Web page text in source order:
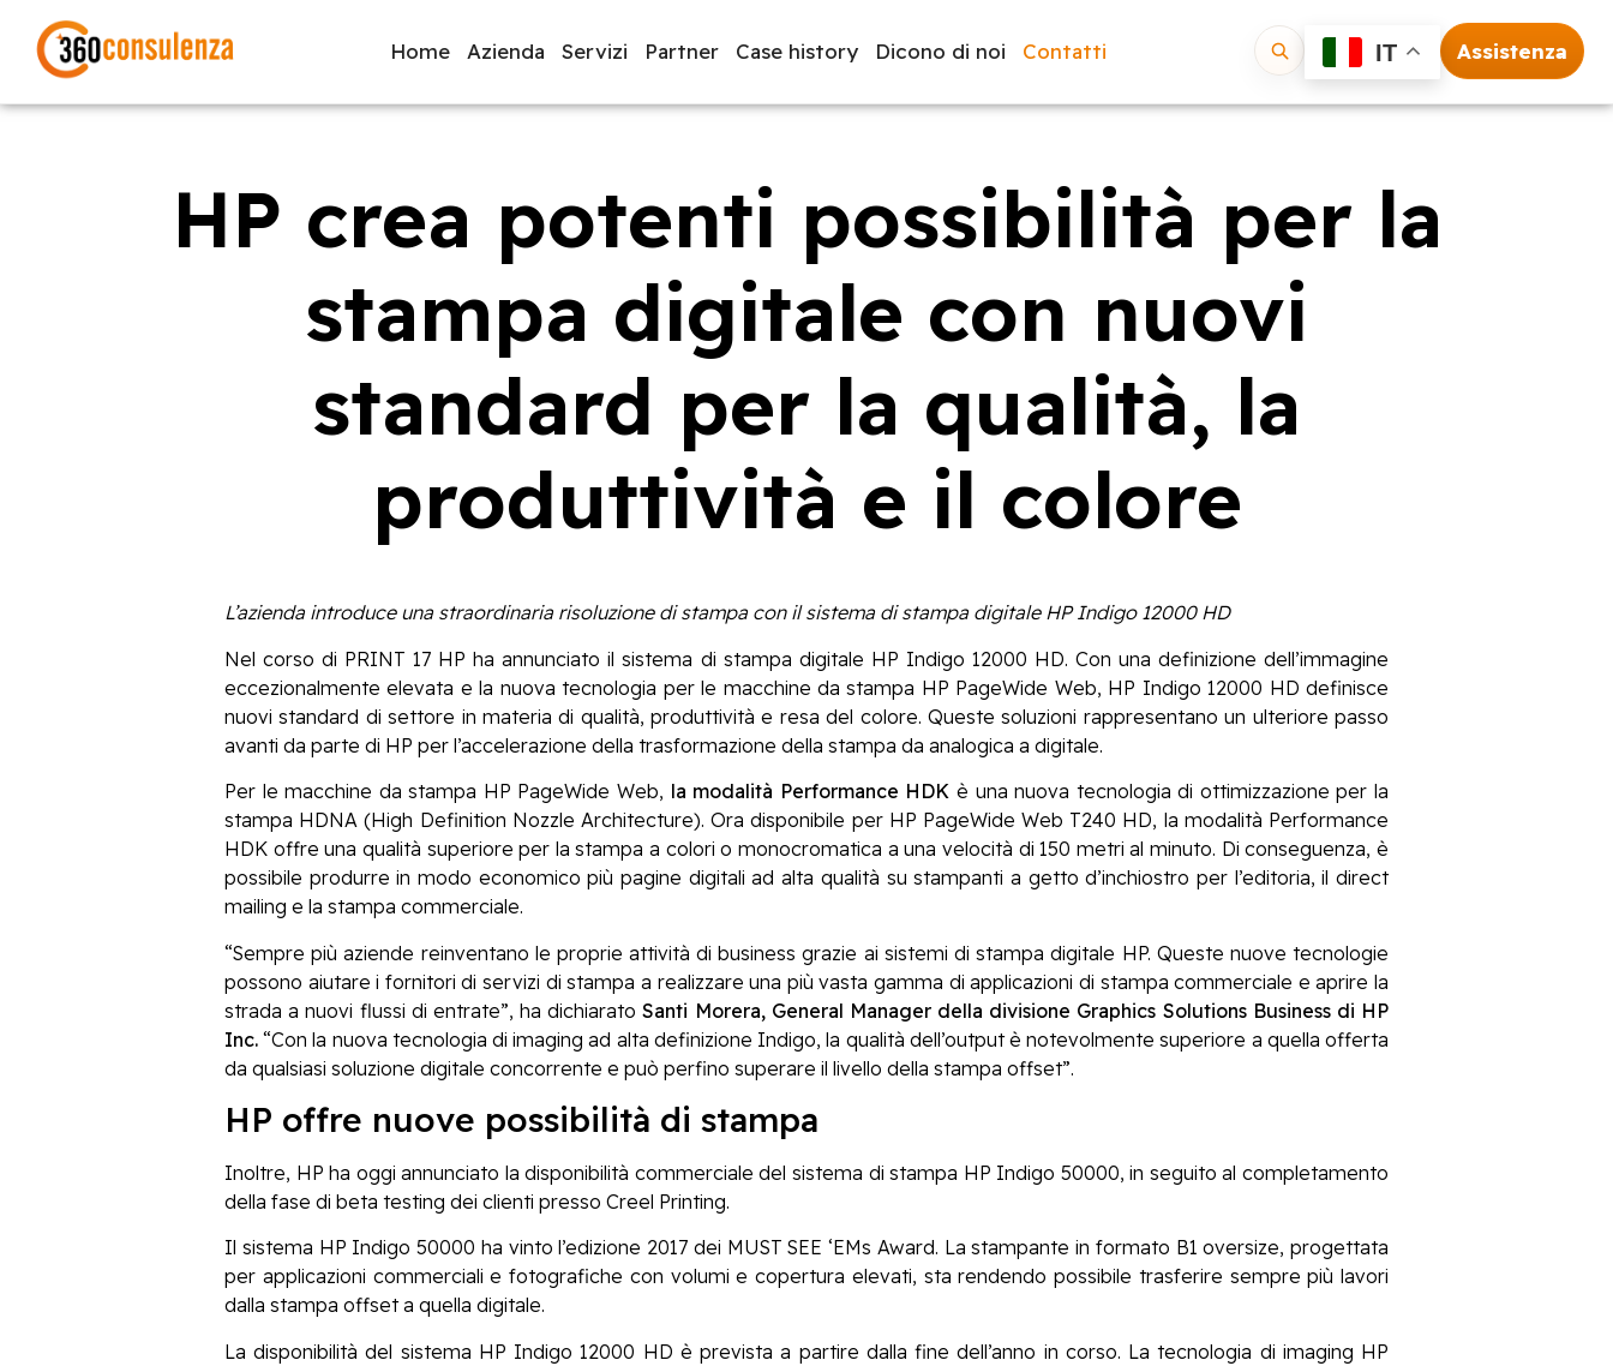
Home Azienda Servizi Partner Case history Dicono di noi Contatti IT Assistenza
GDPR NIS2 Bandi ISO 27001 Sviluppo software
HP crea potenti possibilità per la
stampa digitale con nuovi
standard per la qualità, la
produttività e il colore
L’azienda introduce una straordinaria risoluzione di stampa con il sistema di stampa digitale HP Indigo 12000 HD
Nel corso di PRINT 17 HP ha annunciato il sistema di stampa digitale HP Indigo 12000 HD. Con una definizione dell’immagine
eccezionalmente elevata e la nuova tecnologia per le macchine da stampa HP PageWide Web, HP Indigo 12000 HD definisce
nuovi standard di settore in materia di qualità, produttività e resa del colore. Queste soluzioni rappresentano un ulteriore passo
avanti da parte di HP per l’accelerazione della trasformazione della stampa da analogica a digitale.
Per le macchine da stampa HP PageWide Web, la modalità Performance HDK è una nuova tecnologia di ottimizzazione per la
stampa HDNA (High Definition Nozzle Architecture). Ora disponibile per HP PageWide Web T240 HD, la modalità Performance
HDK offre una qualità superiore per la stampa a colori o monocromatica a una velocità di 150 metri al minuto. Di conseguenza, è
possibile produrre in modo economico più pagine digitali ad alta qualità su stampanti a getto d’inchiostro per l’editoria, il direct
mailing e la stampa commerciale.
“Sempre più aziende reinventano le proprie attività di business grazie ai sistemi di stampa digitale HP. Queste nuove tecnologie
possono aiutare i fornitori di servizi di stampa a realizzare una più vasta gamma di applicazioni di stampa commerciale e aprire la
strada a nuovi flussi di entrate”, ha dichiaratoSanti Morera, General Manager della divisione Graphics Solutions Business di HP
Inc. “Con la nuova tecnologia di imaging ad alta definizione Indigo, la qualità dell’output è notevolmente superiore a quella offerta
da qualsiasi soluzione digitale concorrente e può perfino superare il livello della stampa offset”.
HP offre nuove possibilità di stampa
Inoltre, HP ha oggi annunciato la disponibilità commerciale del sistema di stampa HP Indigo 50000, in seguito al completamento
della fase di beta testing dei clienti presso Creel Printing.
Il sistema HP Indigo 50000 ha vinto l’edizione 2017 dei MUST SEE ‘EMs Award. La stampante in formato B1 oversize, progettata
per applicazioni commerciali e fotografiche con volumi e copertura elevati, sta rendendo possibile trasferire sempre più lavori
dalla stampa offset a quella digitale.
La disponibilità del sistema HP Indigo 12000 HD è prevista a partire dalla fine dell’anno in corso. La tecnologia di imaging HP